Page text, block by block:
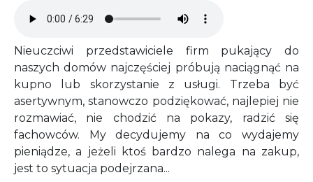
Nieuczciwi przedstawiciele firm pukający do
naszych domów najczęściej próbują naciągnąć na
kupno lub skorzystanie z usługi. Trzeba być
asertywnym, stanowczo podziękować, najlepiej nie
rozmawiać, nie chodzić na pokazy, radzić się
fachowców. My decydujemy na co wydajemy
pieniądze, a jeżeli ktoś bardzo nalega na zakup,
jest to sytuacja podejrzana...